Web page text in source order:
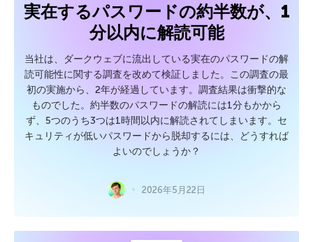
実在するパスワードの約半数が、1
分以内に解読可能
当社は、ダークウェブに流出している実在のパスワードの解
読可能性に関する調査を改めて検証しました。この調査の最
初の実施から、2年が経過しています。調査結果は衝撃的な
ものでした。約半数のパスワードの解読には1分もかから
ず、5つのうち3つは1時間以内に解読されてしまいます。セ
キュリティが低いパスワードから脱却するには、どうすれば
よいのでしょうか？
2026年5月22日